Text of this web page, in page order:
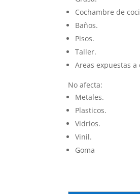
Cochambre de
Baños.
Pisos.
Taller.
Areas expuestas
No afecta:
Metales.
Plasticos.
Vidrios.
Vinil.
Goma